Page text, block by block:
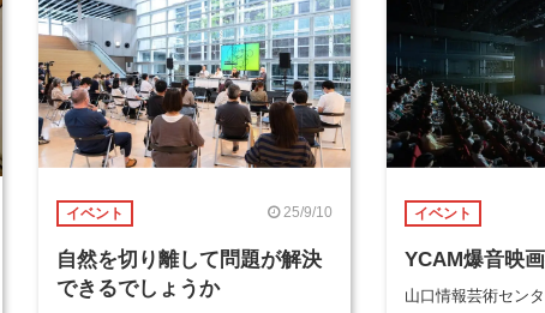
イベント 25/9/10
自然を切り離して問題が解決
できるでしょうか
イベント
YCAM爆音映
山口情報芸術センタ